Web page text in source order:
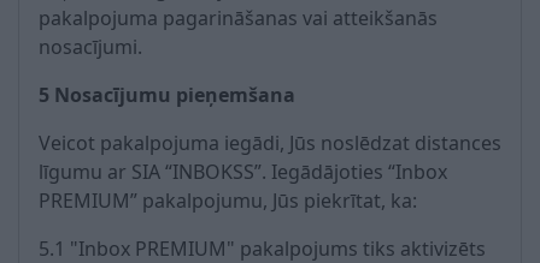
pakalpojuma pagarināšanas vai atteikšanās
nosacījumi.
5 Nosacījumu pieņemšana
Veicot pakalpojuma iegādi, Jūs noslēdzat distances
līgumu ar SIA “INBOKSS”. Iegādājoties “Inbox
PREMIUM” pakalpojumu, Jūs piekrītat, ka:
5.1 "Inbox PREMIUM" pakalpojums tiks aktivizēts